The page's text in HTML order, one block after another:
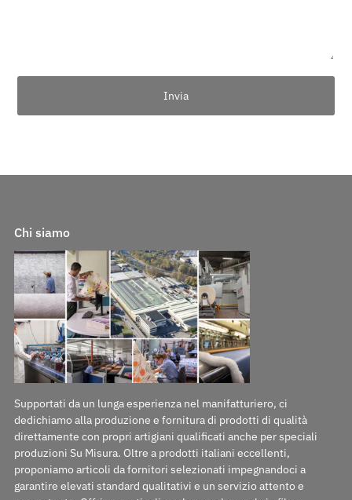
Chi siamo
Supportati da un lunga esperienza nel manifatturiero, ci
dedichiamo alla produzione e fornitura di prodotti di qualità
direttamente con propri artigiani qualificati anche per speciali
produzioni Su Misura. Oltre a prodotti italiani eccellenti,
proponiamo articoli da fornitori selezionati impegnandoci a
garantire elevati standard qualitativi e un servizio attento e